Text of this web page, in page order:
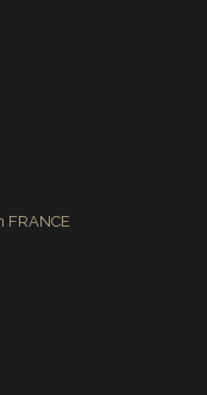
FRANCE